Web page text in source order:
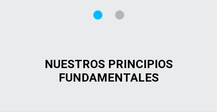
NUESTROS PRINCIPIOS
FUNDAMENTALES